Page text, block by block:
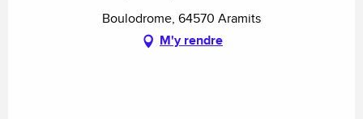
Boulodrome, 64570 Aramits
M'y rendre